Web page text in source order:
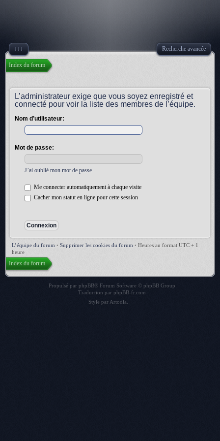
↓↓↓ Recherche avancée
Index du forum
L’administrateur exige que vous soyez enregistré et
connecté pour voir la liste des membres de l’équipe.
Nom d’utilisateur:
Mot de passe:
J’ai oublié mon mot de passe
Me connecter automatiquement à chaque visite
Cacher mon statut en ligne pour cette session
L’équipe du forum • Supprimer les cookies du forum • Heures au format UTC + 1
heure
Index du forum
Propulsé par phpBB® Forum Software © phpBB Group
Traduction par phpBB-fr.com
Style par Artodia